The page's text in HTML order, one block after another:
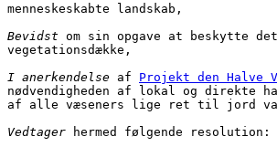
menneskeskabte landskab,
Bevidst om sin opgave at beskytte
vegetationsdække,
I anerkendelse af Projekt den Halve
nødvendigheden af lokal og direkte
af alle væseners lige ret til jord
Vedtager hermed følgende resolution: